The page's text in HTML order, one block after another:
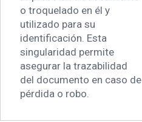
o troquelado en él y
utilizado para su
identificación. Esta
singularidad permite
asegurar la trazabilidad
del documento en caso de
pérdida o robo.